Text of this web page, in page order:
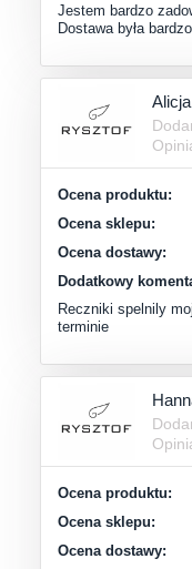
Jestem bardzo
Dostawa była
Alicja
Ocena produktu:
Ocena sklepu:
Ocena dostawy:
Dodatkowy
Reczniki spelnily
terminie
Ocena produktu:
Ocena sklepu:
Ocena dostawy: